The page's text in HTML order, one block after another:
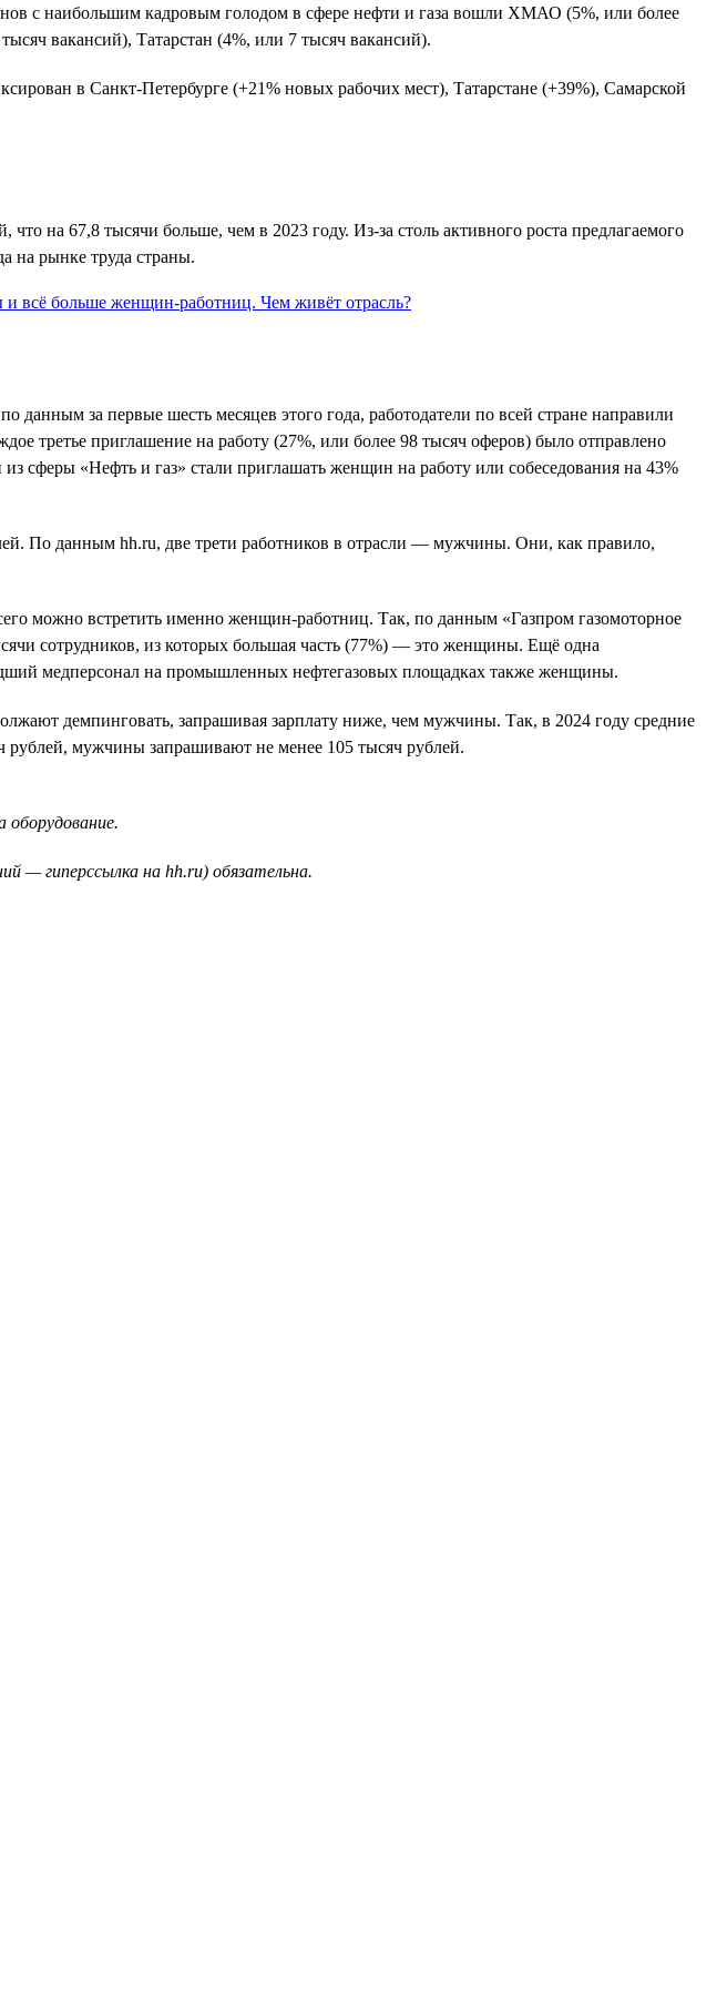
с наибольшим кадровым голодом в сфере нефти и газа вошли ХМАО (5%, или более
вакансий), Татарстан (4%, или 7 тысяч вакансий).
в Санкт-Петербурге (+21% новых рабочих мест), Татарстане (+39%), Самарской
на 67,8 тысячи больше, чем в 2023 году. Из-за столь активного роста предлагаемого
на рынке труда страны.
за первые шесть месяцев этого года, работодатели по всей стране направили
третье приглашение на работу (27%, или более 98 тысяч оферов) было отправлено
сферы «Нефть и газ» стали приглашать женщин на работу или собеседования на 43%
По данным hh.ru, две трети работников в отрасли — мужчины. Они, как правило,
можно встретить именно женщин-работниц. Так, по данным «Газпром газомоторное
сотрудников, из которых большая часть (77%) — это женщины. Ещё одна
медперсонал на промышленных нефтегазовых площадках также женщины.
демпинговать, запрашивая зарплату ниже, чем мужчины. Так, в 2024 году средние
рублей, мужчины запрашивают не менее 105 тысяч рублей.
оборудование.
— гиперссылка на hh.ru) обязательна.